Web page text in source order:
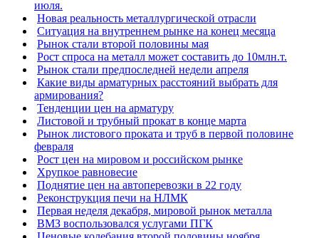
июля.
Новая реальность металлургической отрасли
Ситуация на внутреннем рынке на конец месяца
Рынок стали второй половины мая
Рост спроса на металл может составить до 10млн.т.
Рынок стали предпоследней недели апреля
Какие виды арматурных расстояний выбрать для
армирования?
Тенденции цен на арматуру
Листовой и трубный прокат в конце марта
Рынок листового проката и труб в первой половине
февраля
Рост цен на мировом и российском рынке
Хрупкое равновесие
Поднятие цен на автоперевозки в 22 году
Реконструкция печи на НЛМК
Первая неделя декабря, мировой рынок металла
ВМЗ воспользовался услугами ПГК